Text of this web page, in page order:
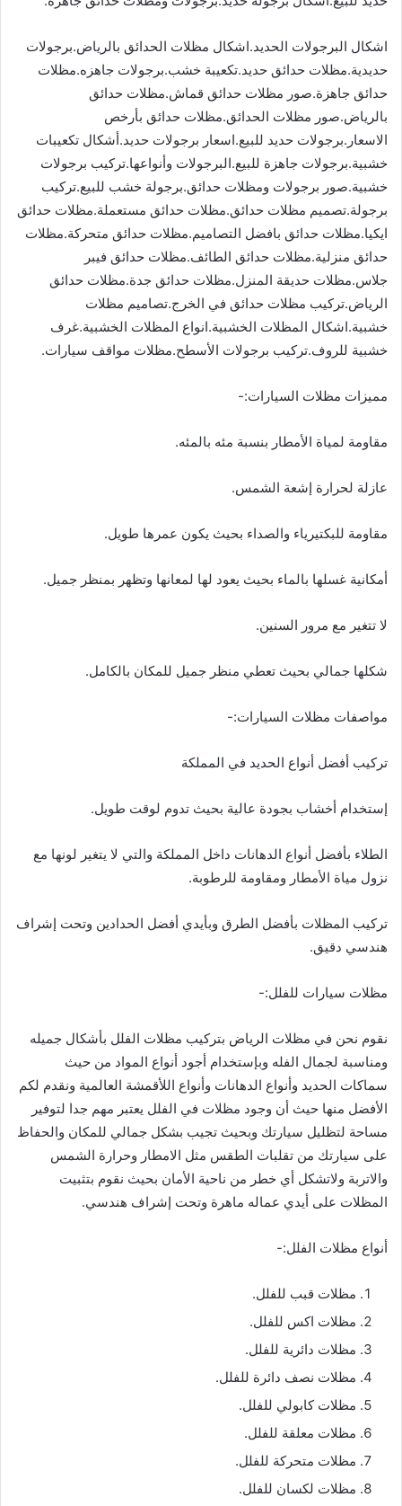
اشكال البرجولات الحديد.اشكال مظلات الحدائق بالرياض.برجولات
حديدية.مظلات حدائق حديد.تكعيبة خشب.برجولات جاهزه.مظلات
حدائق جاهزة.صور مظلات حدائق قماش.مظلات حدائق
بالرياض.صور مظلات الحدائق.مظلات حدائق بأرخص
الاسعار.برجولات حديد للبيع.اسعار برجولات حديد.أشكال تكعيبات
خشبية.برجولات جاهزة للبيع.البرجولات وأنواعها.تركيب برجولات
خشبية.صور برجولات ومظلات حدائق.برجولة خشب للبيع.تركيب
برجولة.تصميم مظلات حدائق.مظلات حدائق مستعملة.مظلات حدائق
ايكيا.مظلات حدائق بافضل التصاميم.مظلات حدائق متحركة.مظلات
حدائق منزلية.مظلات حدائق الطائف.مظلات حدائق فيبر
جلاس.مظلات حديقة المنزل.مظلات حدائق جدة.مظلات حدائق
الرياض.تركيب مظلات حدائق في الخرج.تصاميم مظلات
خشبية.اشكال المظلات الخشبية.انواع المظلات الخشبية.غرف
خشبية للروف.تركيب برجولات الأسطح.مظلات مواقف سيارات.
مميزات مظلات السيارات:-
مقاومة لمياة الأمطار بنسبة مئه بالمئه.
عازلة لحرارة إشعة الشمس.
مقاومة للبكتيرياء والصداء بحيث يكون عمرها طويل.
أمكانية غسلها بالماء بحيث يعود لها لمعانها وتظهر بمنظر جميل.
لا تتغير مع مرور السنين.
شكلها جمالي بحيث تعطي منظر جميل للمكان بالكامل.
مواصفات مظلات السيارات:-
تركيب أفضل أنواع الحديد في المملكة
إستخدام أخشاب بجودة عالية بحيث تدوم لوقت طويل.
الطلاء بأفضل أنواع الدهانات داخل المملكة والتي لا يتغير لونها مع
نزول مياة الأمطار ومقاومة للرطوبة.
تركيب المظلات بأفضل الطرق وبأيدي أفضل الحدادين وتحت إشراف
هندسي دقيق.
مظلات سيارات للفلل:-
نقوم نحن في مظلات الرياض بتركيب مظلات الفلل بأشكال جميله
ومناسبة لجمال الفله وبإستخدام أجود أنواع المواد من حيث
سماكات الحديد وأنواع الدهانات وأنواع اللأقمشة العالمية ونقدم لكم
الأفضل منها حيث أن وجود مظلات في الفلل يعتبر مهم جدا لتوفير
مساحة لتظليل سيارتك وبحيث تجيب بشكل جمالي للمكان والحفاظ
على سيارتك من تقلبات الطقس مثل الامطار وحرارة الشمس
والاتربة ولاتشكل أي خطر من ناحية الأمان بحيث نقوم بتثبيت
المظلات على أيدي عماله ماهرة وتحت إشراف هندسي.
أنواع مظلات الفلل:-
مظلات قبب للفلل.
مظلات اكس للفلل.
مظلات دائرية للفلل.
مظلات نصف دائرة للفلل.
مظلات كابولي للفلل.
مظلات معلقة للفلل.
مظلات متحركة للفلل.
مظلات لكسان للفلل.